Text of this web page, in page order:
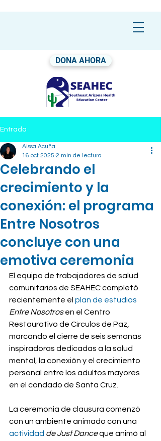
DONA AHORA
Entrada
Celebrando el
crecimiento y la
conexión: el programa
Entre Nosotros
concluye con una
emotiva ceremonia
Aissa Acuña
16 oct 2025 2 min de lectura
El equipo de trabajadores de salud
comunitarios de SEAHEC completó
recientemente el plan de estudios
Entre Nosotros en el Centro
Restaurativo de Círculos de Paz,
marcando el cierre de seis semanas
inspiradoras dedicadas a la salud
mental, la conexión y el crecimiento
personal entre los adultos mayores
en el condado de Santa Cruz.
La ceremonia de clausura comenzó
con un ambiente animado con una
actividad de Just Danceque animó al